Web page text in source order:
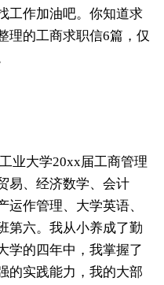
工作加油吧。你知道求
理的工商求职信6篇，仅
业大学20xx届工商管理
易、经济数学、会计
作管理、大学英语、
第六。我从小养成了勤
学的四年中，我掌握了
的实践能力，我的大部